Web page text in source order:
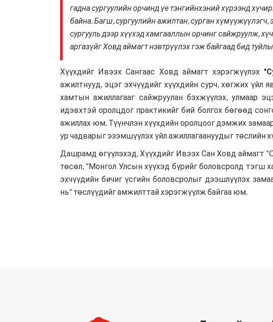
гадна сургуулийн орчинд үе тэнгийнхэний хүрээнд
байна. Багш, сургуулийн ажилтан, сурган
сургууль дээр хүүхэд хамгааллын орчинг сайжруулж,
аргазүйг Ховд аймагт нэвтрүүлэх гэж байгаад бид
Хүүхдийг Ивээх Сангаас Ховд аймагт хэрэгжүүлэх
ажилтнууд, эцэг эхчүүдийг хүүхдийн сурч, хөгжих үйл
хамтын ажиллагааг сайжруулан бэхжүүлэх, улмаар
идэвхтэй оролцдог практикийг бий болгох бөгөөд
ажиллах юм. Түүнчлэн хүүхдийн оролцоог дэмжих
ур чадварыг эзэмшүүлэх үйл ажиллагаануудыг төслийн
Дашрамд өгүүлэхэд, Хүүхдийг Ивээх Сан Ховд аймагт
төсөл, “Монгол Улсын хүүхэд бүрийг боловсролд тэгш
эхчүүдийн бичиг үсгийн боловсролыг дээшлүүлэх
нь” төслүүдийг амжилттай хэрэгжүүлж байгаа юм.